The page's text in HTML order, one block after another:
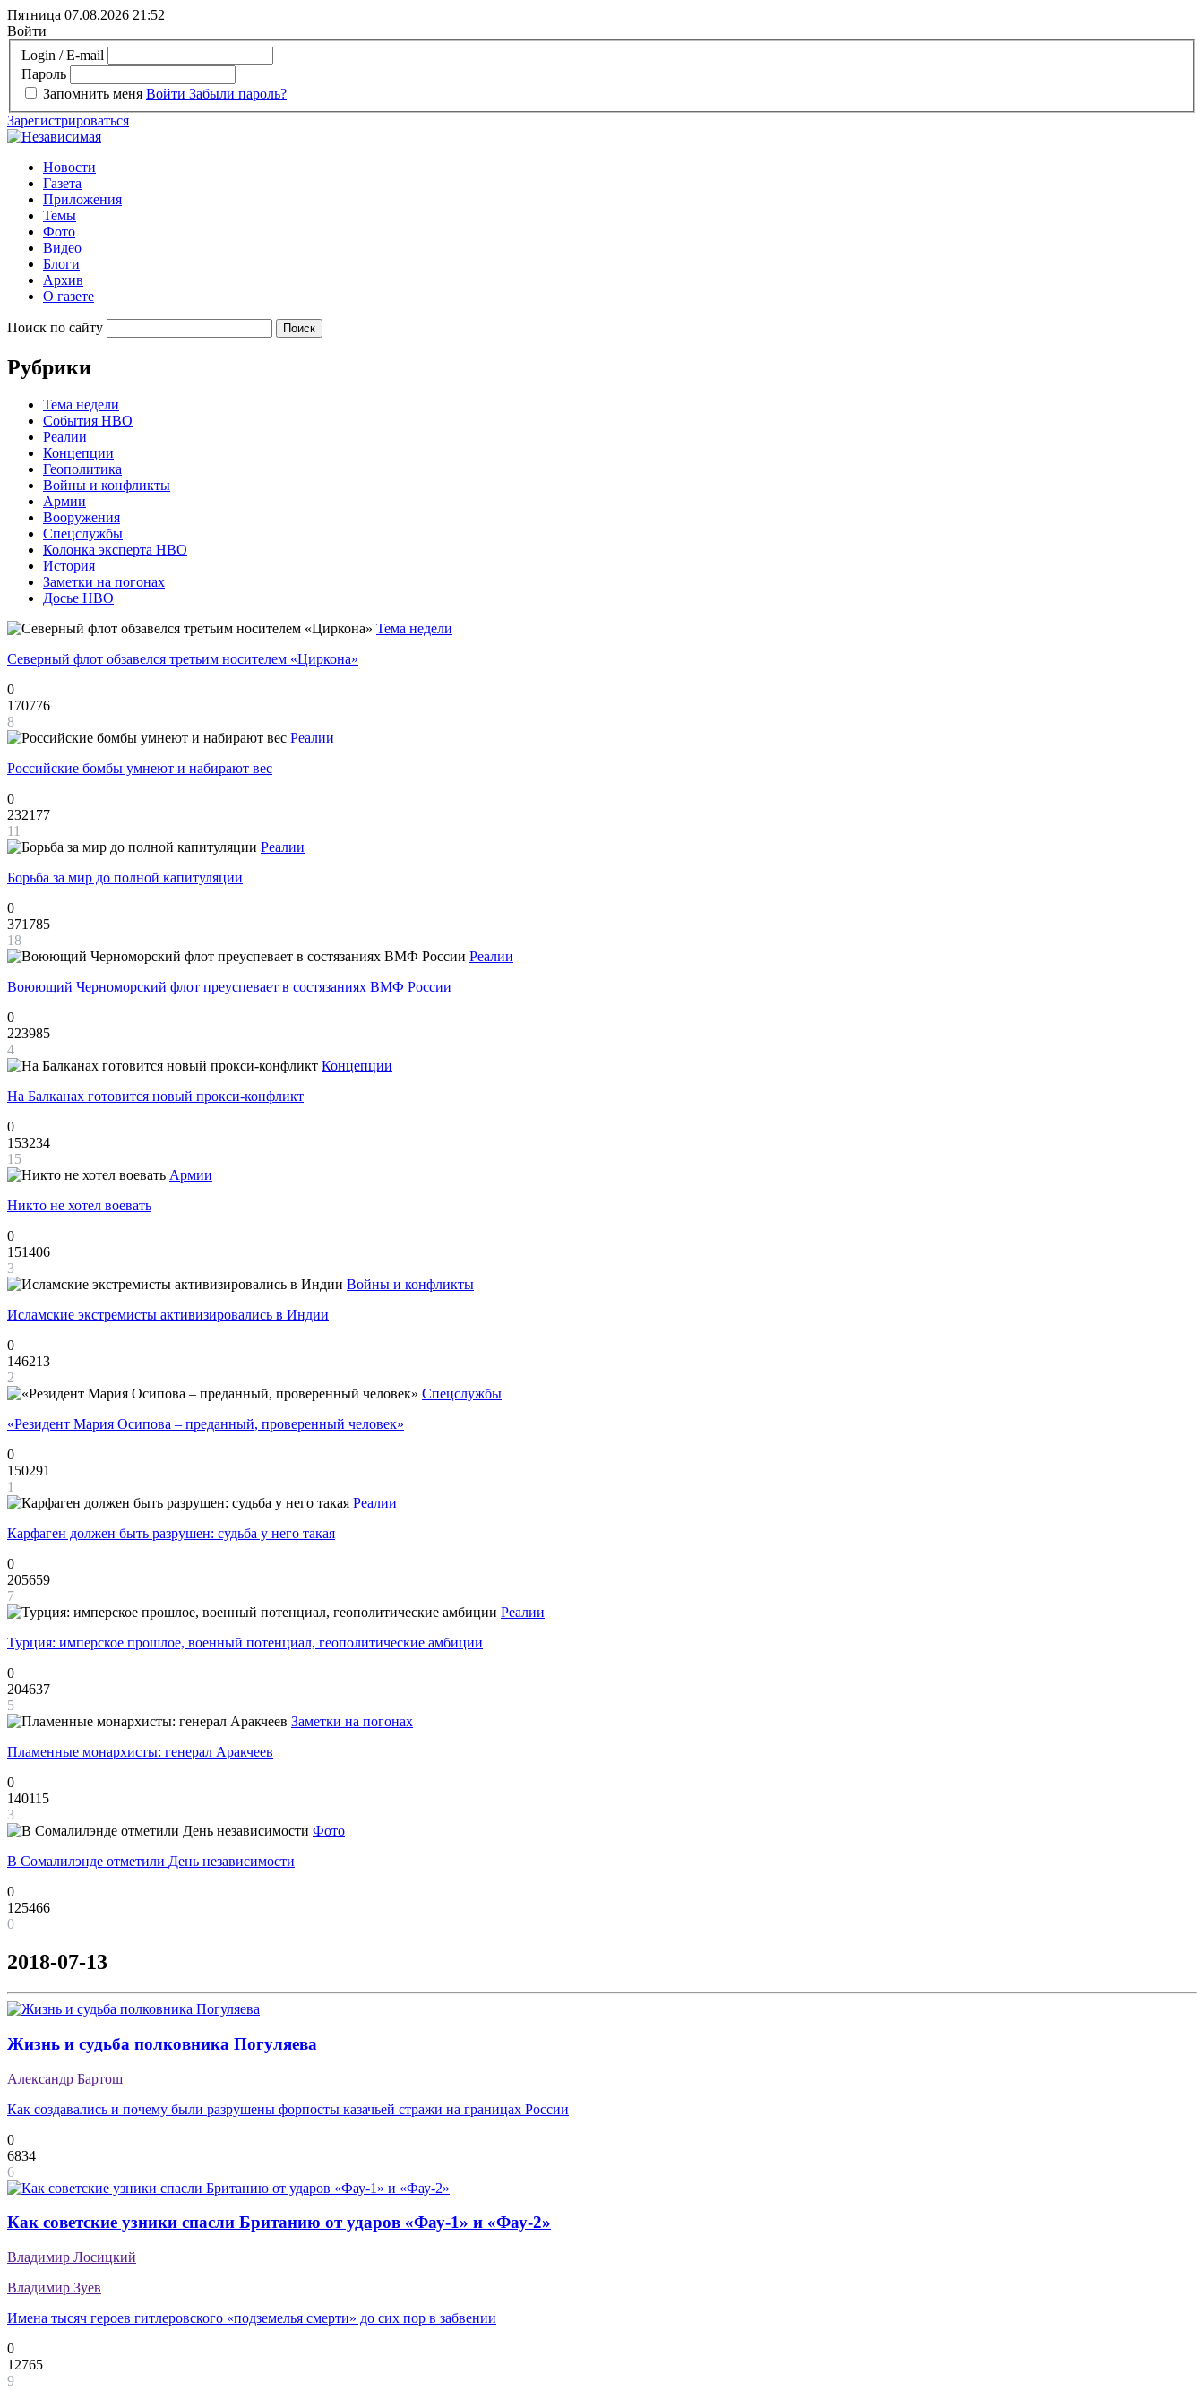
Пятница 07.08.2026 21:52
Войти
Login / E-mail
Пароль
Запомнить меня Войти Забыли пароль?
Зарегистрироваться
Новости
Газета
Приложения
Темы
Фото
Видео
Блоги
Архив
О газете
Поиск по сайту
Рубрики
Тема недели
События НВО
Реалии
Концепции
Геополитика
Войны и конфликты
Армии
Вооружения
Спецслужбы
Колонка эксперта НВО
История
Заметки на погонах
Досье НВО
Тема недели
Северный флот обзавелся третьим носителем «Циркона»
0
170776
8
Реалии
Российские бомбы умнеют и набирают вес
0
232177
11
Реалии
Борьба за мир до полной капитуляции
0
371785
18
Реалии
Воюющий Черноморский флот преуспевает в состязаниях ВМФ России
0
223985
4
Концепции
На Балканах готовится новый прокси-конфликт
0
153234
15
Армии
Никто не хотел воевать
0
151406
3
Войны и конфликты
Исламские экстремисты активизировались в Индии
0
146213
2
Спецслужбы
«Резидент Мария Осипова – преданный, проверенный человек»
0
150291
1
Реалии
Карфаген должен быть разрушен: судьба у него такая
0
205659
7
Реалии
Турция: имперское прошлое, военный потенциал, геополитические амбиции
0
204637
5
Заметки на погонах
Пламенные монархисты: генерал Аракчеев
0
140115
3
Фото
В Сомалилэнде отметили День независимости
0
125466
0
2018-07-13
Жизнь и судьба полковника Погуляева
Александр Бартош
Как создавались и почему были разрушены форпосты казачьей стражи на границах России
0
6834
6
Как советские узники спасли Британию от ударов «Фау-1» и «Фау-2»
Владимир Лосицкий
Владимир Зуев
Имена тысяч героев гитлеровского «подземелья смерти» до сих пор в забвении
0
12765
9